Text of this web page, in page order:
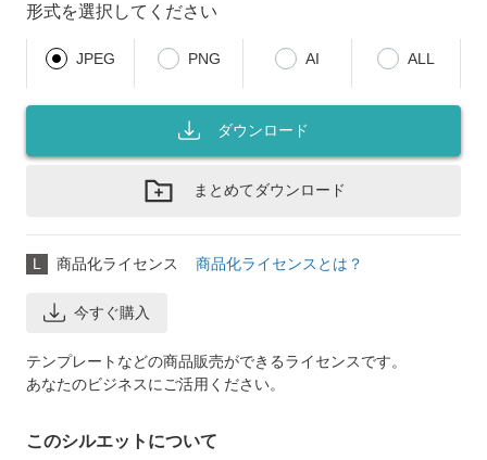
形式を選択してください
JPEG PNG AI ALL
ダウンロード
まとめてダウンロード
L 商品化ライセンス 商品化ライセンスとは？
今すぐ購入
テンプレートなどの商品販売ができるライセンスです。
あなたのビジネスにご活用ください。
このシルエットについて